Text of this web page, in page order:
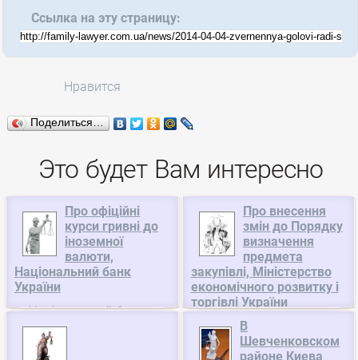
Ссылка на эту страницу:
Нравится
Поделиться…
Это будет Вам интересно
Про офіційні
курси гривні до
іноземної
валюти,
Національний банк
України
Національний банк
України 02.08.2013
встановлює такі офіційні
Про внесення
змін до Порядку
визначення
предмета
закупівлі, Міністерство
економічного розвитку і
торгівлі України
Зареєстровано в
Міністерстві юстиції
В
Шевченковском
районе Киева